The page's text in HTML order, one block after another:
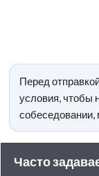
Перед
условия, чтобы
Часто